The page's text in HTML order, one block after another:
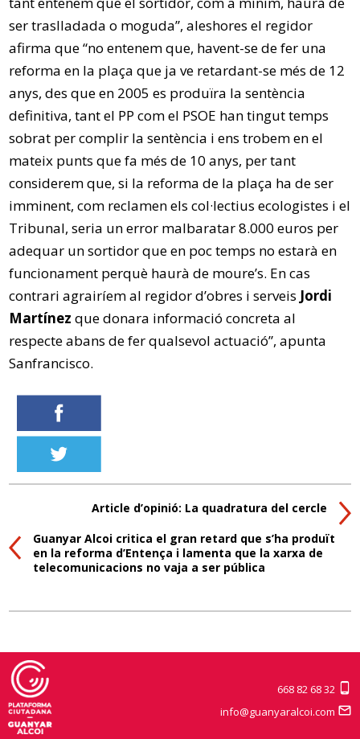
ser traslladada o moguda”, aleshores el regidor
afirma que “no entenem que, havent-se de fer una
reforma en la plaça que ja ve retardant-se més de 12
anys, des que en 2005 es produïra la sentència
definitiva, tant el PP com el PSOE han tingut temps
sobrat per complir la sentència i ens trobem en el
mateix punts que fa més de 10 anys, per tant
considerem que, si la reforma de la plaça ha de ser
imminent, com reclamen els col·lectius ecologistes i el
Tribunal, seria un error malbaratar 8.000 euros per
adequar un sortidor que en poc temps no estarà en
funcionament perquè haurà de moure’s. En cas
contrari agrairíem al regidor d’obres i serveis Jordi
Martínez que donara informació concreta al
respecte abans de fer qualsevol actuació”, apunta
Sanfrancisco.
Article d’opinió: La quadratura del cercle
Guanyar Alcoi critica el gran retard que s’ha produït
en la reforma d’Entença i lamenta que la xarxa de
telecomunicacions no vaja a ser pública
668 82 68 32
info@guanyaralcoi.com